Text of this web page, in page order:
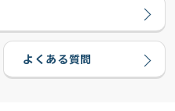
よくある質問